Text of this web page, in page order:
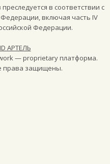
в соответствии с
включая часть IV
Федерации.
АРТЕЛЬ
— proprietary платформа.
права защищены.